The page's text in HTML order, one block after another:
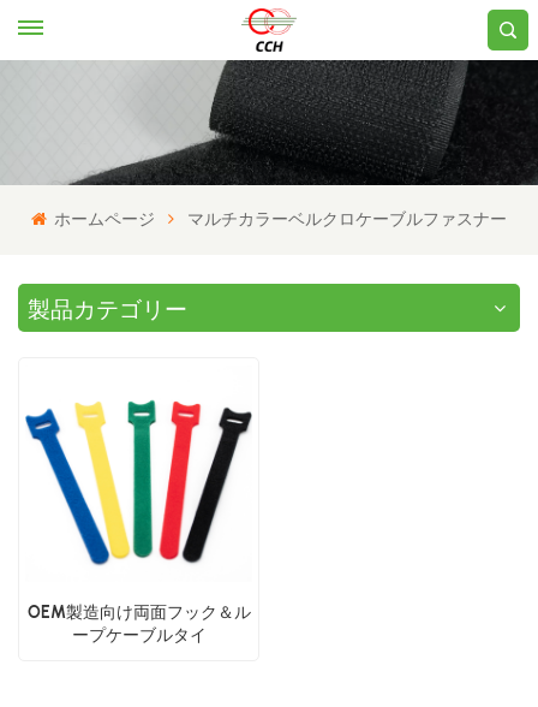
ホームページ マルチカラーベルクロケーブルファスナー
製品カテゴリー
OEM製造向け両面フック＆ル
ープケーブルタイ